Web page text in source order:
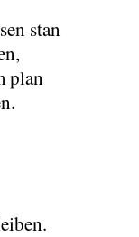
stan
plan